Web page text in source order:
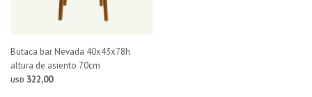
Butaca bar Nevada 40x43x78h
altura de asiento 70cm
USD 322,00